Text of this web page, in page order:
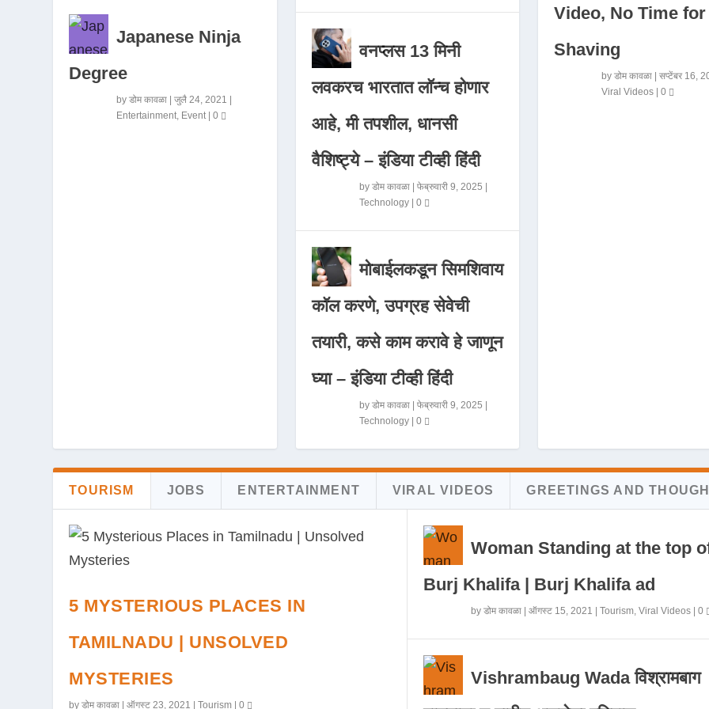
Japanese Ninja
Degree
byडोम कावळा |जुलै 24, 2021
Entertainment, Event|0
वनप्लस 13 मिनी
लवकरच भारतात लॉन्च होणार
आहे, मी तपशील, धानसी
वैशिष्ट्ये – इंडिया टीव्ही हिंदी
by डोम कावळा| फेब्रुवारी 9, 2025 |
Technology| 0
मोबाईलकडून सिमशिवाय
कॉल करणे, उपग्रह सेवेची
तयारी, कसे काम करावे हे जाणून
घ्या – इंडिया टीव्ही हिंदी
by डोम कावळा| फेब्रुवारी 9, 2025 |
Technology| 0
Video, No Time for
Shaving
by डोम कावळा| सप्टेंबर 16,
Viral Videos| 0
TOURISM JOBS ENTERTAINMENT VIRAL VIDEOS GREETINGS AND
5 MYSTERIOUS PLACES IN
TAMILNADU | UNSOLVED
MYSTERIES
byडोम कावळा |ऑगस्ट 23, 2021 |Tourism |0
Woman Standing at the top
Burj Khalifa | Burj Khalifa ad
by डोम कावळा| ऑगस्ट 15, 2021 | Tourism, Viral Videos| 0
Vishrambaug Wada विश्रामबाग